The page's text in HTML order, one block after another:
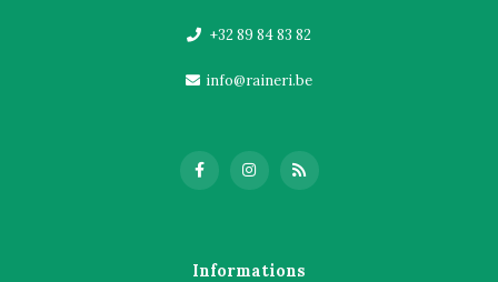
+32 89 84 83 82
info@raineri.be
Informations